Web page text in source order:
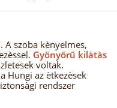
szoba kènyelmes,
Gyönyörű kilàtàs
voltak.
Hungi az ètkezèsek
rendszer